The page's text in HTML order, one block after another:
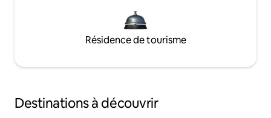
Résidence de tourisme
Destinations à découvrir